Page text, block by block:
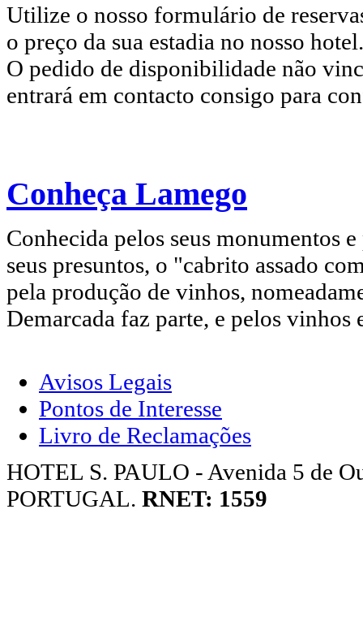
Utilize o nosso formulário de
o preço da sua estadia no nosso hotel.
O pedido de disponibilidade não
entrará em contacto consigo para
Conheça Lamego
Conhecida pelos seus monumentos
seus presuntos, o "cabrito assado
pela produção de vinhos,
Demarcada faz parte, e pelos vinhos
Avisos Legais
Pontos de Interesse
Livro de Reclamações
HOTEL S. PAULO - Avenida 5 de
PORTUGAL. RNET: 1559